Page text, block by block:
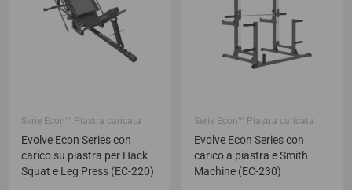
Serie Econ™ Piastra caricata
Evolve Econ Series con
carico su piastra per Hack
Squat e Leg Press (EC-220)
Serie Econ™ Piastra caricata
Evolve Econ Series con
carico a piastra e Smith
Machine (EC-230)